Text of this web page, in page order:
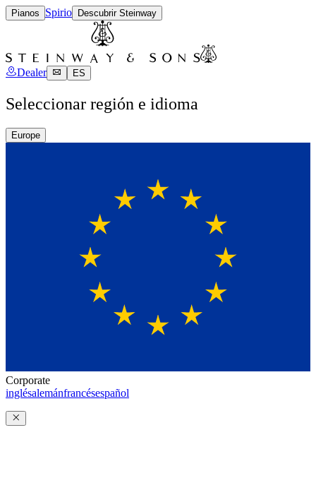
Pianos Spirio Descubrir Steinway
Dealer ES
Seleccionar región e idioma
Europe
Corporate
inglésalemánfrancésespañol